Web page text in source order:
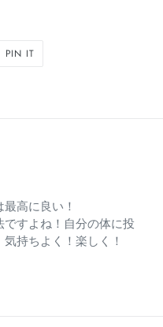
PIN IT
高に良い！
すよね！自分の体に投
持ちよく！楽しく！